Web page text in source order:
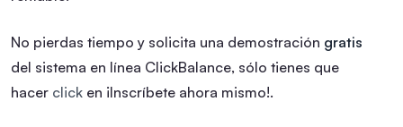
No pierdas tiempo y solicita una demostración gratis
del sistema en línea ClickBalance, sólo tienes que
hacer click en ¡Inscríbete ahora mismo!.